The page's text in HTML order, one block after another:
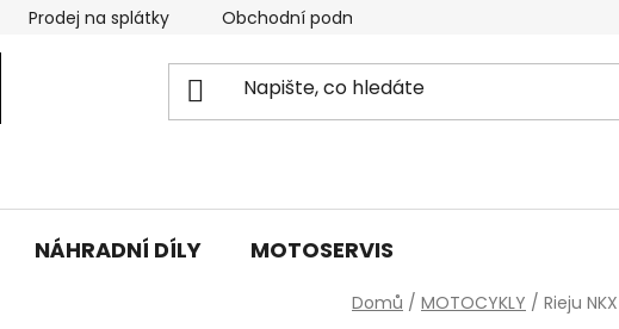
Prodej na splátky Obchodní podmínky & GDPR
NÁHRADNÍ DÍLY MOTOSERVIS
Domů / MOTOCYKLY / Rieju